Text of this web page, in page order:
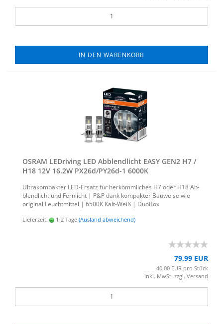
IN DEN WARENKORB
OSRAM LED­ri­ving LED Ab­blend­licht EASY GEN2 H7 /
H18 12V 16.2W PX26d/PY26d-​​1 6000K
Ul­tra­kom­pak­ter LED-​Ersatz für her­kömm­li­ches H7 oder H18 Ab­
blend­licht und Fern­licht | P&P dank kom­pak­ter Bau­wei­se wie
ori­gi­nal Leucht­mit­tel | 6500K Kalt-​Weiß | Duo­Box
Lieferzeit: 1-2 Tage (Ausland abweichend)
79,99 EUR
40,00 EUR pro Stück
inkl. MwSt. zzgl. Versand